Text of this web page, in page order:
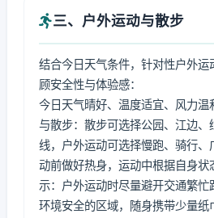
三、户外运动与散步
结合今日天气条件，针对性户外运
顾安全性与体验感：
今日天气晴好、温度适宜、风力温
与散步：散步可选择公园、江边、
线，户外运动可选择慢跑、骑行、
动前做好热身，运动中根据自身状
示：户外运动时尽量避开交通繁忙
环境安全的区域，随身携带少量纸